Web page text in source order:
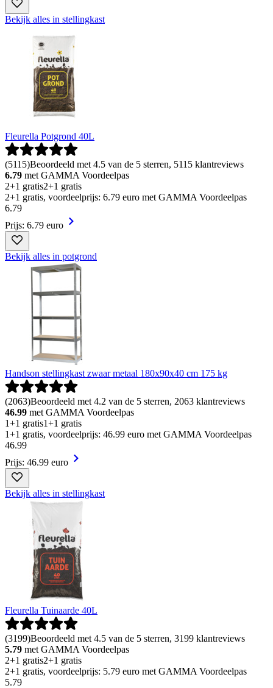
Bekijk alles in stellingkast
Fleurella Potgrond 40L
(5115)Beoordeeld met 4.5 van de 5 sterren, 5115 klantreviews
6.79 met GAMMA Voordeelpas
2+1 gratis2+1 gratis
2+1 gratis, voordeelprijs: 6.79 euro met GAMMA Voordeelpas
6.79
Prijs: 6.79 euro
Bekijk alles in potgrond
Handson stellingkast zwaar metaal 180x90x40 cm 175 kg
(2063)Beoordeeld met 4.2 van de 5 sterren, 2063 klantreviews
46.99 met GAMMA Voordeelpas
1+1 gratis1+1 gratis
1+1 gratis, voordeelprijs: 46.99 euro met GAMMA Voordeelpas
46.99
Prijs: 46.99 euro
Bekijk alles in stellingkast
Fleurella Tuinaarde 40L
(3199)Beoordeeld met 4.5 van de 5 sterren, 3199 klantreviews
5.79 met GAMMA Voordeelpas
2+1 gratis2+1 gratis
2+1 gratis, voordeelprijs: 5.79 euro met GAMMA Voordeelpas
5.79